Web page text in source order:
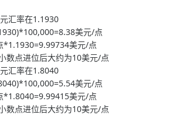
汇率在1.1930
美元/点
*1.1930=9.99734美元/点
数点进位后大约为10美元/点
汇率在1.8040
美元/点
*1.8040=9.99415美元/点
数点进位后大约为10美元/点